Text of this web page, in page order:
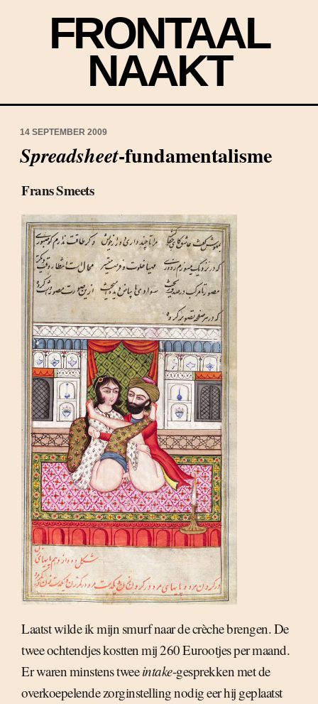
FRONTAAL
NAAKT
14 SEPTEMBER 2009
Spreadsheet-fundamentalisme
Frans Smeets
Laatst wilde ik mijn smurf naar de crèche brengen. De
twee ochtendjes kostten mij 260 Eurootjes per maand.
Er waren minstens tweeintake-gesprekken met de
overkoepelende zorginstelling nodig eer hij geplaatst